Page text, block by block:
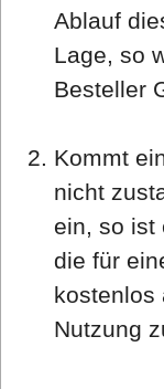
Ablauf
Lage, so
Besteller
Kommt
nicht
ein, so ist
die für
kostenlos
Nutzung